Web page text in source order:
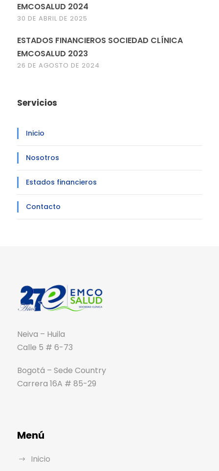
EMCOSALUD 2024
30 DE ABRIL DE 2025
ESTADOS FINANCIEROS SOCIEDAD CLÍNICA
EMCOSALUD 2023
26 DE AGOSTO DE 2024
Servicios
Inicio
Nosotros
Estados financieros
Contacto
Neiva – Huila
Calle 5 # 6-73
Bogotá – Sede Country
Carrera 16A # 85-29
Menú
Inicio